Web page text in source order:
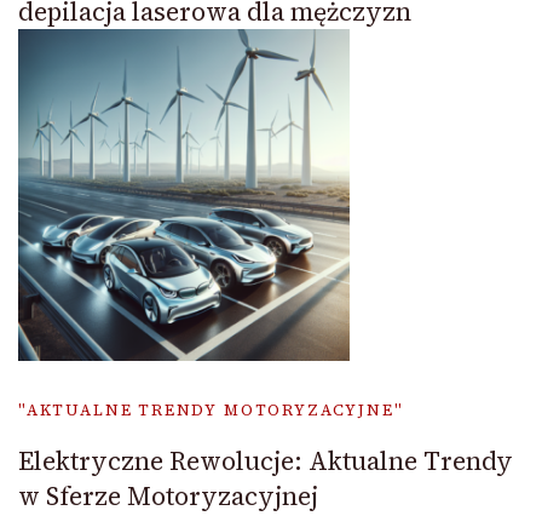
depilacja laserowa dla mężczyzn
"AKTUALNE TRENDY MOTORYZACYJNE"
Elektryczne Rewolucje: Aktualne Trendy
w Sferze Motoryzacyjnej